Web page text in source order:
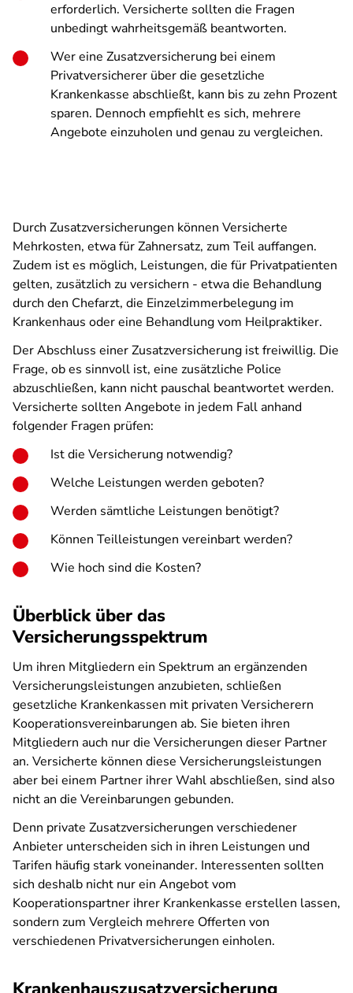
erforderlich. Versicherte sollten die Fragen
unbedingt wahrheitsgemäß beantworten.
Wer eine Zusatzversicherung bei einem
Privatversicherer über die gesetzliche
Krankenkasse abschließt, kann bis zu zehn Prozent
sparen. Dennoch empfiehlt es sich, mehrere
Angebote einzuholen und genau zu vergleichen.
Durch Zusatzversicherungen können Versicherte
Mehrkosten, etwa für Zahnersatz, zum Teil auffangen.
Zudem ist es möglich, Leistungen, die für Privatpatienten
gelten, zusätzlich zu versichern - etwa die Behandlung
durch den Chefarzt, die Einzelzimmerbelegung im
Krankenhaus oder eine Behandlung vom Heilpraktiker.
Der Abschluss einer Zusatzversicherung ist freiwillig. Die
Frage, ob es sinnvoll ist, eine zusätzliche Police
abzuschließen, kann nicht pauschal beantwortet werden.
Versicherte sollten Angebote in jedem Fall anhand
folgender Fragen prüfen:
Ist die Versicherung notwendig?
Welche Leistungen werden geboten?
Werden sämtliche Leistungen benötigt?
Können Teilleistungen vereinbart werden?
Wie hoch sind die Kosten?
Überblick über das
Versicherungsspektrum
Um ihren Mitgliedern ein Spektrum an ergänzenden
Versicherungsleistungen anzubieten, schließen
gesetzliche Krankenkassen mit privaten Versicherern
Kooperationsvereinbarungen ab. Sie bieten ihren
Mitgliedern auch nur die Versicherungen dieser Partner
an. Versicherte können diese Versicherungsleistungen
aber bei einem Partner ihrer Wahl abschließen, sind also
nicht an die Vereinbarungen gebunden.
Denn private Zusatzversicherungen verschiedener
Anbieter unterscheiden sich in ihren Leistungen und
Tarifen häufig stark voneinander. Interessenten sollten
sich deshalb nicht nur ein Angebot vom
Kooperationspartner ihrer Krankenkasse erstellen lassen,
sondern zum Vergleich mehrere Offerten von
verschiedenen Privatversicherungen einholen.